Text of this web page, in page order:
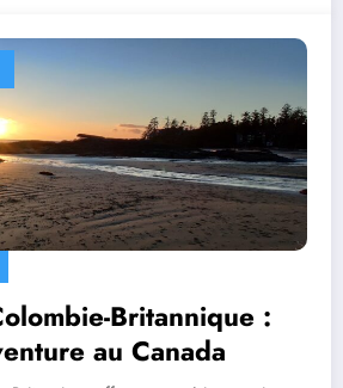
Britannique :
au Canada